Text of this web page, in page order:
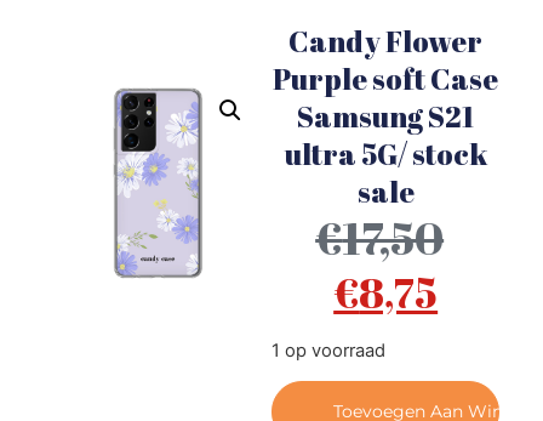
Collecties
Candy Flower
Purple soft Case
Samsung S21
ultra 5G/ stock
sale
€17,50
€8,75
1 op voorraad
Toevoegen Aan